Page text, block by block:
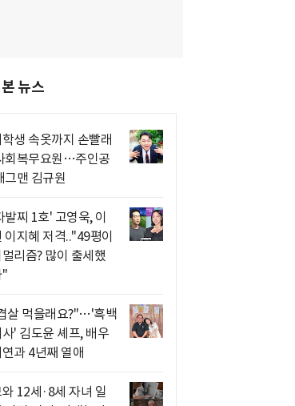
뉴스
생 속옷까지 손빨래
회복무요원…주인공
그맨 김규원
발찌 1호' 고영욱, 이
이지혜 저격.."49평이
리즘? 많이 출세했
"
살 먹을래요?"…'흑백
' 김도윤 셰프, 배우
과 4년째 열애
12세·8세 자녀 일